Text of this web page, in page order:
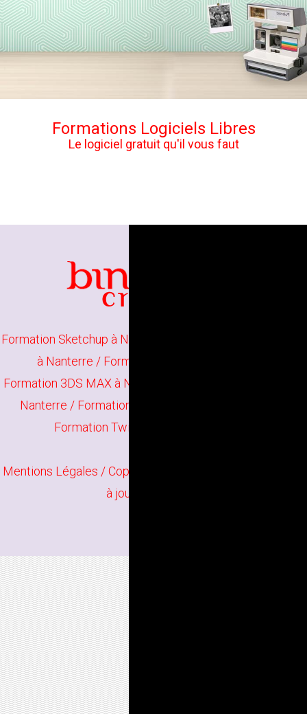
Formations Logiciels Libres
Le logiciel gratuit qu'il vous faut
Formation Sketchup à Nanterre
à Nanterre / Formation Rendu 3D à Nanterre
Formation 3DS MAX à Nanterre
Nanterre / Formation Adobe Dimension à Nanterre
Formation Twilight Render à Nanterre
Mentions Légales / Copyright
à jour en juin 2026